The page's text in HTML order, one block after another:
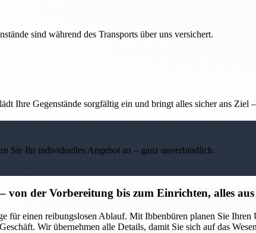
sind während des Transports über uns versichert.
Ihre Gegenstände sorgfältig ein und bringt alles sicher ans Ziel
Sie Ihr individuelles Angebot an – ganz unverbindlich.
von der Vorbereitung bis zum Einrichten, alles
für einen reibungslosen Ablauf. Mit Ibbenbüren planen Sie
Wir übernehmen alle Details, damit Sie sich auf das